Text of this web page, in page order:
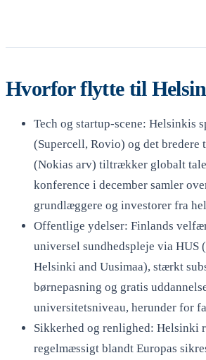
Hvorfor flytte til
Tech og startup-scene: Helsinkis
(Supercell, Rovio) og det bredere
(Nokias arv) tiltrækker globalt
konference i december samler
grundlæggere og investorer fra
Offentlige ydelser: Finlands
universel sundhedspleje via
Helsinki and Uusimaa), stærkt
børnepasning og gratis
universitetsniveau, herunder for
Sikkerhed og renlighed: Helsinki
regelmæssigt blandt Europas